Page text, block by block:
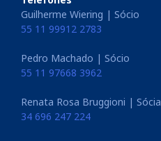
Guilherme Wiering | Sócio
55 11 99912 2783
Pedro Machado | Sócio
55 11 97668 3962
Renata Rosa Bruggioni | Sócia
34 696 247 224